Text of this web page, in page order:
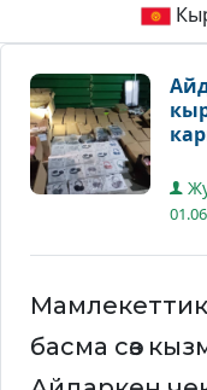
басма сөз